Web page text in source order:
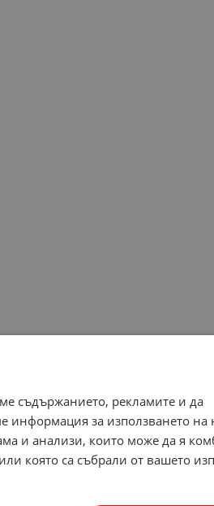
съдържанието, рекламите и да
информация за използването на
и анализи, които може да я
която са събрали от вашето